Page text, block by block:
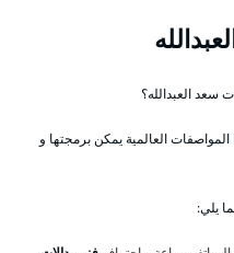
العبدالله؟
المواصفات العالمية يمكن برمجتها و
يلي: